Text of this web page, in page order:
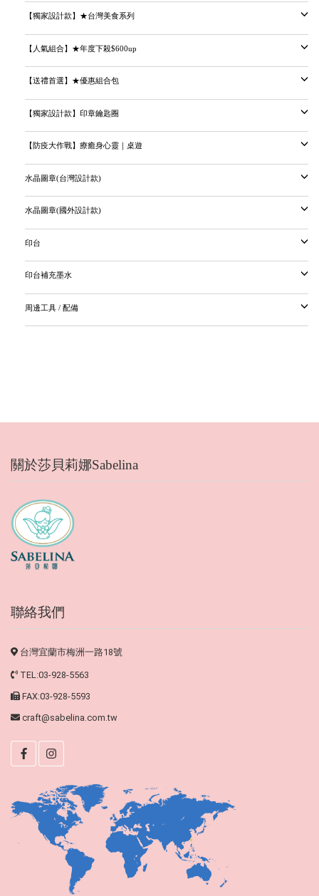
【獨家設計款】★台灣美食系列
【人氣組合】★年度下殺$600up
【送禮首選】★優惠組合包
【獨家設計款】印章鑰匙圈
【防疫大作戰】療癒身心靈｜桌遊
水晶圖章(台灣設計款)
水晶圖章(國外設計款)
印台
印台補充墨水
周邊工具 / 配備
關於莎貝莉娜Sabelina
聯絡我們
台灣宜蘭市梅洲一路18號
TEL:03-928-5563
FAX:03-928-5593
craft@sabelina.com.tw